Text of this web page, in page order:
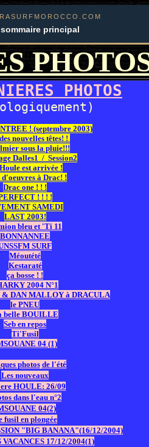
principal
PHOTOS
! (septembre 2003)
nouvelles têtes! !
sous la pluie!!!
Dalles1 / Session2
est arrivée !
à Drac! !
Drac one ! ! !
! ! ! !
SAMEDI
LAST 2003!
bleu et 'Ti 11
BONNANNEE
SURF
Méoutété
Kestaraté
ça bosse ! !
2004 N°1
& DAN MALLOY à DRACULA
le PNEU
belle BOUILLE
Seb en repos
Ti'Fusil
04 (1)
photos de l'été
Les nouveaux
HOULE: 26/09
dans l'eau n°2
04(2)
fusil en plongée
"BIG BANANA"(16/12/2004)
17/12/2004(1)